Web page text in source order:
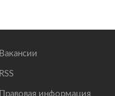
Вакансии
RSS
Правовая информация